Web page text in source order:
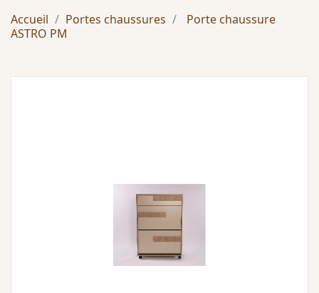
Accueil Portes chaussures
Porte chaussure
ASTRO PM